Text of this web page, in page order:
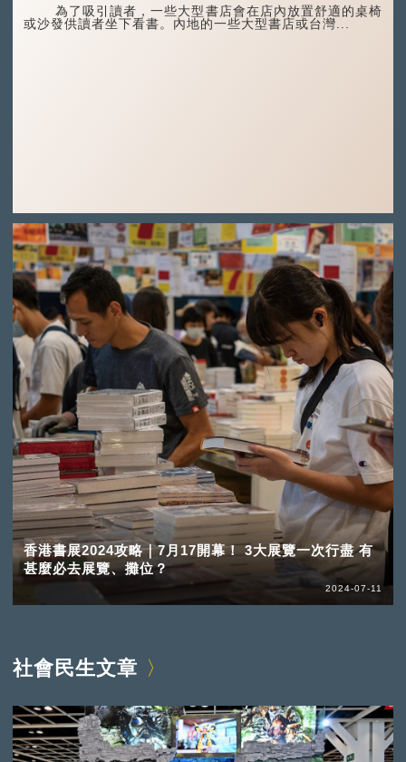
為了吸引讀者，一些大型書店會在店內放置舒適的桌椅
或沙發供讀者坐下看書。內地的一些大型書店或台灣...
香港書展2024攻略｜7月17開幕！ 3大展覽一次行盡 有
甚麼必去展覽、攤位？
2024-07-11
社會民生文章